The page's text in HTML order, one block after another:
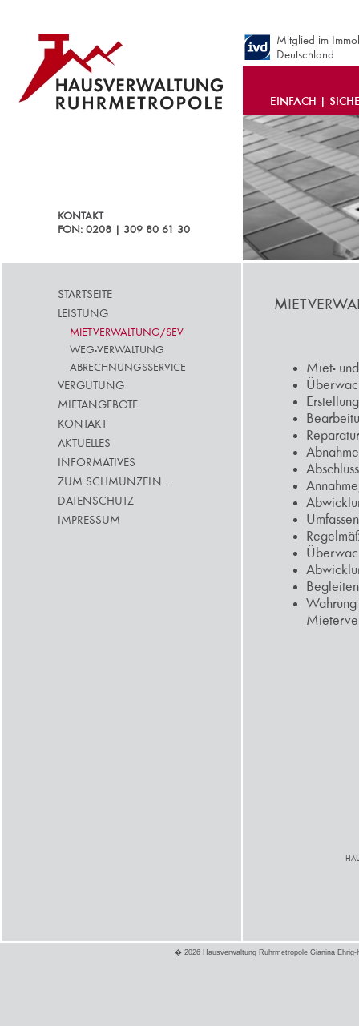
KONTAKT
FON: 0208 | 309 80 61 30
Mitglied im
Deutschland
EINFACH |
Miet-
STARTSEITE
LEISTUNG
MIETVERWALTUNG/SEV
WEG-VERWALTUNG
ABRECHNUNGSSERVICE
VERGÜTUNG
MIETANGEBOTE
KONTAKT
AKTUELLES
INFORMATIVES
ZUM SCHMUNZELN...
DATENSCHUTZ
IMPRESSUM
� 2026 Hausverwaltung Ruhrmetropole Gianina